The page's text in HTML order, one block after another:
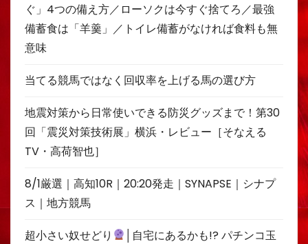
ぐ」4つの備え方／ローソクは今すぐ捨てろ／最強
備蓄食は「羊羹」／トイレ備蓄がなければ食料も無
意味
当てる競馬ではなく回収率を上げる馬の選び方
地震対策から日常使いできる防災グッズまで！第30
回「震災対策技術展」横浜・レビュー［そなえる
TV・高荷智也］
8/1厳選｜高知10R｜20:20発走｜SYNAPSE｜シナプ
ス｜地方競馬
超小さい奴せどり
│自宅にあるかも!? パチンコ玉